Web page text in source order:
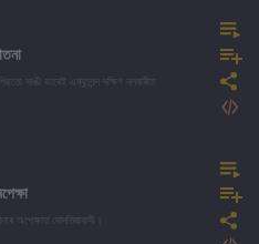
সাঙী ভাৰেই এম্বুলেন্স দক্ষিণ নলবাৰীত
অপেক্ষাত দোদতিয়াবাসী।